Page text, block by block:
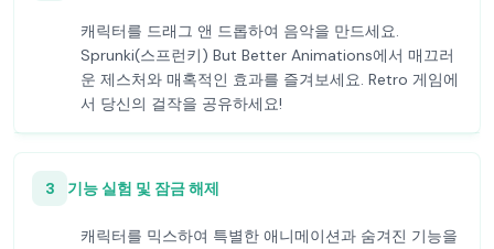
캐릭터를 드래그 앤 드롭하여 음악을 만드세요.
Sprunki(스프런키) But Better Animations에서 매끄러
운 제스처와 매혹적인 효과를 즐겨보세요. Retro 게임에
서 당신의 걸작을 공유하세요!
3 기능 실험 및 잠금 해제
캐릭터를 믹스하여 특별한 애니메이션과 숨겨진 기능을